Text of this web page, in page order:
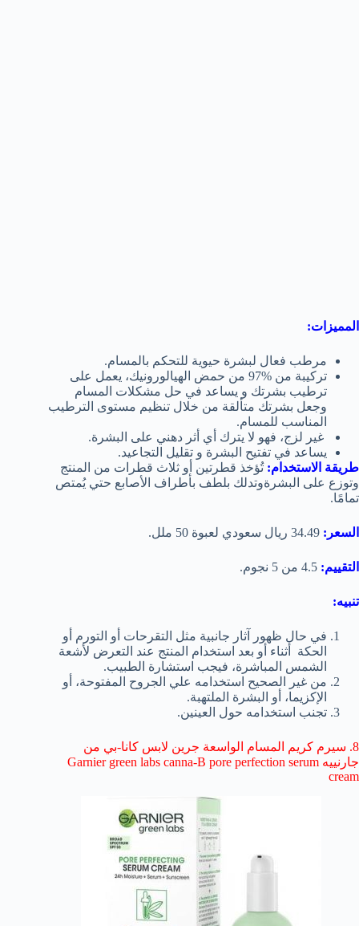
المميزات:
مرطب فعال لبشرة حيوية للتحكم بالمسام.
تركيبة من ‏97% من حمض الهيالورونيك، يعمل على
ترطيب بشرتك و يساعد في حل مشكلات المسام
وجعل بشرتك متألقة من خلال تنظيم مستوى الترطيب
المناسب للمسام.
غير لزج، فهو لا يترك أي أثر دهني على البشرة.
يساعد في تفتيح البشرة و تقليل التجاعيد.
طريقة الاستخدام:تُؤخذ قطرتين أو ثلاث قطرات من المنتج
وتوزع على البشرةوتدلك بلطف بأطراف الأصابع حتي يُمتص
تمامًا.
السعر: 34.49 ريال سعودي لعبوة 50 ملل.
التقييم: 4.5 من 5 نجوم.
تنبيه:
في حال ظهور آثار جانبية مثل التقرحات أو التورم أو
الحكة أثناء أو بعد استخدام المنتج عند التعرض لأشعة
الشمس المباشرة، فيجب استشارة الطبيب.
من غير الصحيح استخدامه علي الجروح المفتوحة، أو
الإكزيما، أو البشرة الملتهبة.
تجنب استخدامه حول العينين.
8. سيرم كريم المسام الواسعة جرين لابس كانا-بي من
جارنييه Garnier green labs canna-B pore perfection serum
cream